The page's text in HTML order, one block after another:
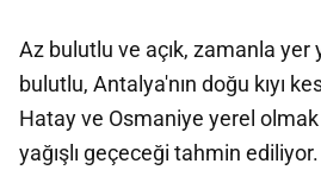
Az bulutlu ve açık, zamanla yer
bulutlu, Antalya'nın doğu kıyı
Hatay ve Osmaniye yerel
yağışlı geçeceği tahmin